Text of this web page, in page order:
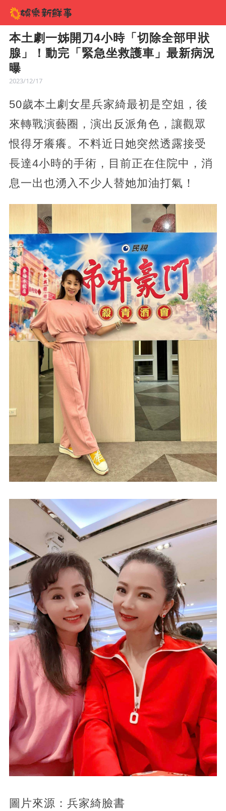
本土劇一姊開刀4小時「切除全部甲狀
腺」！動完「緊急坐救護車」最新病況
曝
2023/12/17
50歲本土劇女星兵家綺最初是空姐，後
來轉戰演藝圈，演出反派角色，讓觀眾
恨得牙癢癢。不料近日她突然透露接受
長達4小時的手術，目前正在住院中，消
息一出也湧入不少人替她加油打氣！
圖片來源：兵家綺臉書